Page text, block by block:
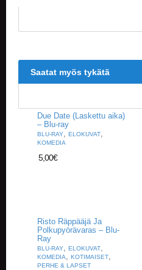
Saatat myös tykätä
Due Date (Laskettu aika)
– Blu-ray
BLU-RAY, ELOKUVAT,
KOMEDIA
5,00€
Risto Räppääjä Ja
Polkupyörävaras – Blu-
Ray
BLU-RAY, ELOKUVAT,
KOMEDIA, KOTIMAISET,
PERHE & LAPSET